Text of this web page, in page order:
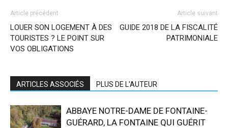
Article précédent
LOUER SON LOGEMENT À DES
TOURISTES ? LE POINT SUR
VOS OBLIGATIONS
Article suivant
GUIDE 2018 DE LA FISCALITÉ
PATRIMONIALE
ARTICLES ASSOCIÉS PLUS DE L'AUTEUR
ABBAYE NOTRE-DAME DE FONTAINE-
GUÉRARD, LA FONTAINE QUI GUÉRIT